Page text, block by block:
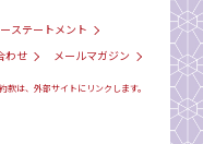
ステートメント
わせ メールマガジン
は、外部サイトにリンクします。